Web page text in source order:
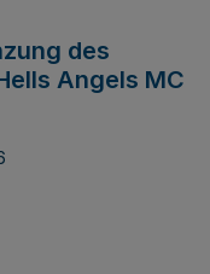
des
Angels MC